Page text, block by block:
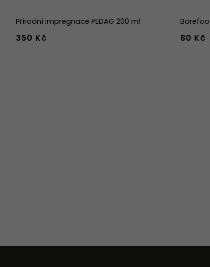
Přírodní impregnace PEDAG 200 ml
350 Kč 80 Kč
Z